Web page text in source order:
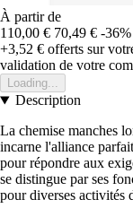
À partir de
110,00 € 70,49 € -36%
+3,52 € offerts sur
validation de votre
Loading...
Description
La chemise manches
incarne l'alliance
pour répondre aux
se distingue par ses
pour diverses activités